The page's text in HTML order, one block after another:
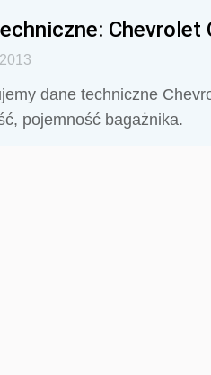
Chevrolet
dane techniczne
pojemność bagażnika.